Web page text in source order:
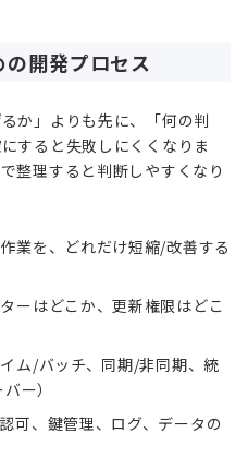
開発プロセス
か」よりも先に、「何の判
すると失敗しにくくなりま
整理すると判断しやすくなり
業を、どれだけ短縮/改善する
ターはどこか、更新権限はどこ
イム/バッチ、同期/非同期、統
ー）
可、鍵管理、ログ、データの